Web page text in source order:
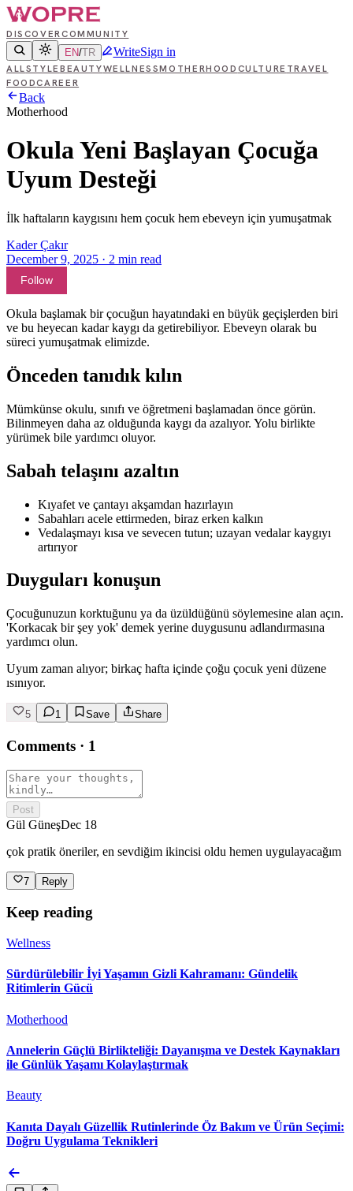
DISCOVERCOMMUNITY
EN/TR WriteSign in
ALLSTYLE BEAUTYWELLNESSMOTHERHOOD CULTURE TRAVEL
FOODCAREER
Back
Motherhood
Okula Yeni Başlayan Çocuğa
Uyum Desteği
İlk haftaların kaygısını hem çocuk hem ebeveyn için yumuşatmak
Kader Çakır
December 9, 2025 · 2 min read
Follow
Okula başlamak bir çocuğun hayatındaki en büyük geçişlerden biri
ve bu heyecan kadar kaygı da getirebiliyor. Ebeveyn olarak bu
süreci yumuşatmak elimizde.
Önceden tanıdık kılın
Mümkünse okulu, sınıfı ve öğretmeni başlamadan önce görün.
Bilinmeyen daha az olduğunda kaygı da azalıyor. Yolu birlikte
yürümek bile yardımcı oluyor.
Sabah telaşını azaltın
Kıyafet ve çantayı akşamdan hazırlayın
Sabahları acele ettirmeden, biraz erken kalkın
Vedalaşmayı kısa ve sevecen tutun; uzayan vedalar kaygıyı
artırıyor
Duyguları konuşun
Çocuğunuzun korktuğunu ya da üzüldüğünü söylemesine alan açın.
'Korkacak bir şey yok' demek yerine duygusunu adlandırmasına
yardımcı olun.
Uyum zaman alıyor; birkaç hafta içinde çoğu çocuk yeni düzene
ısınıyor.
5 1 Save Share
Comments · 1
Post
Gül GüneşDec 18
çok pratik öneriler, en sevdiğim ikincisi oldu hemen uygulayacağım
7 Reply
Keep reading
Wellness
Sürdürülebilir İyi Yaşamın Gizli Kahramanı: Gündelik
Ritimlerin Gücü
Motherhood
Annelerin Güçlü Birlikteliği: Dayanışma ve Destek Kaynakları
ile Günlük Yaşamı Kolaylaştırmak
Beauty
Kanıta Dayalı Güzellik Rutinlerinde Öz Bakım ve Ürün Seçimi:
Doğru Uygulama Teknikleri